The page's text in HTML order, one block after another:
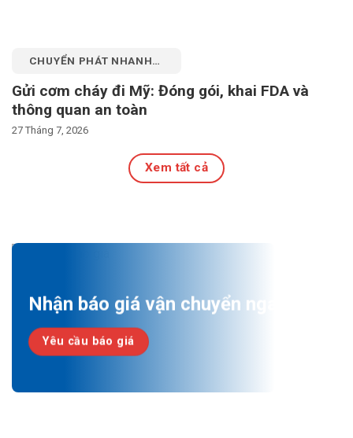
CHUYỂN PHÁT NHANH
Gửi cơm cháy đi Mỹ: Đóng gói, khai FDA và
thông quan an toàn
27 Tháng 7, 2026
Xem tất cả
Nhận báo giá vận chuyển ngay!
Yêu cầu báo giá